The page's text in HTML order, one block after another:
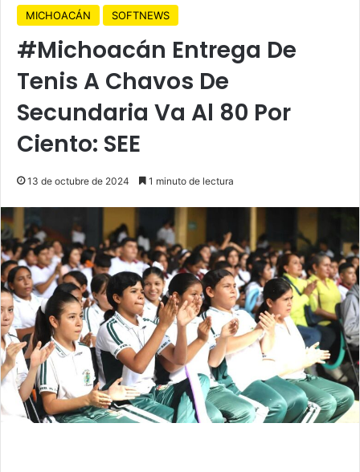
MICHOACÁN SOFTNEWS
#Michoacán Entrega De
Tenis A Chavos De
Secundaria Va Al 80 Por
Ciento: SEE
13 de octubre de 2024 1 minuto de lectura